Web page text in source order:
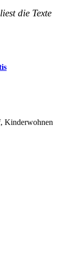
die Texte
Kinderwohnen